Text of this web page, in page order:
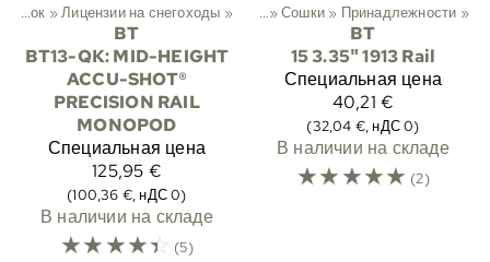
Опоры для винтовок ‪»Лицензии на снегоходы ‪»
BT
BT13-QK: MID-HEIGHT
ACCU-SHOT®
PRECISION RAIL
MONOPOD
Специальная цена
125,95 €
(100,36 €, нДС 0)
В наличии на складе
☆☆☆☆☆ (5)
Спортивный‪» Охота ‪»Сошки ‪» Принадлежности ‪»
BT
15 3.35" 1913 Rail
Специальная цена
40,21 €
(32,04 €, нДС 0)
В наличии на складе
☆☆☆☆☆ (2)